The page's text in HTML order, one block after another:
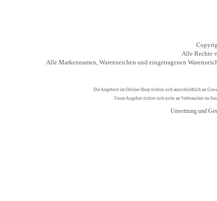
Alle Rechte
Alle Markennamen, Warenzeichen und eingetragenen
Die Angebote im Online-Shop richten sich ausschließlich an
Unser Angebot richtet sich nicht an Verbraucher im
Umsetzung und